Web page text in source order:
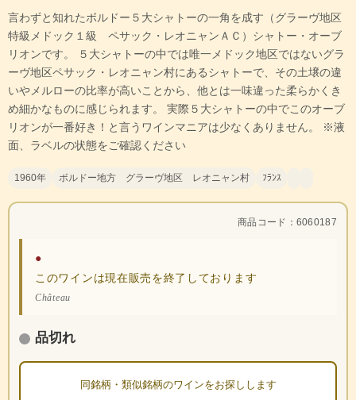
言わずと知れたボルドー５大シャトーの一角を成す（グラーヴ地区
特級メドック１級 ペサック・レオニャンＡＣ）シャトー・オーブ
リオンです。 ５大シャトーの中では唯一メドック地区ではないグラ
ーヴ地区ペサック・レオニャン村にあるシャトーで、その土壌の違
いやメルローの比率が高いことから、他とは一味違った柔らかくき
め細かなものに感じられます。 実際５大シャトーの中でこのオーブ
リオンが一番好き！と言うワインマニアは少なくありません。 ※液
面、ラベルの状態をご確認ください
1960年 ボルドー地方 グラーヴ地区 レオニャン村 ﾌﾗﾝｽ
商品コード：6060187
●
このワインは現在販売を終了しております
Château
品切れ
同銘柄・類似銘柄のワインをお探しします